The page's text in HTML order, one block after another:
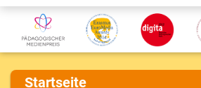
Startseite